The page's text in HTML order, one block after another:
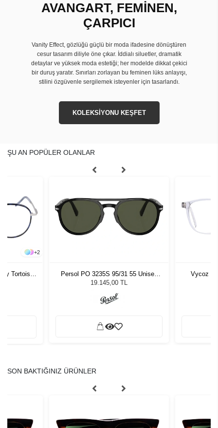
AVANGART, FEMİNEN,
ÇARPICI
Vanity Effect, gözlüğü güçlü bir moda ifadesine dönüştüren
cesur tasarım diliyle öne çıkar. İddialı siluetler, dramatik
detaylar ve yüksek moda estetiği; her modelde dikkat çekici
bir duruş yaratır. Sınırları zorlayan bu feminen lüks anlayışı,
stilini özgüvenle sergilemek isteyenler için tasarlandı.
KOLEKSİYONU KEŞFET
ŞU AN POPÜLER OLANLAR
+2
Tortoise
Persol PO 3235S 95/31 55 Unisex
Güneş Gözlüğü
19.145,00 TL
Vycoz
SON BAKTIĞINIZ ÜRÜNLER